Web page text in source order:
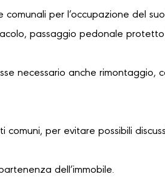
per l’occupazione del
passaggio pedonale
necessario anche rimontaggio,
per evitare possibili
dell’immobile.